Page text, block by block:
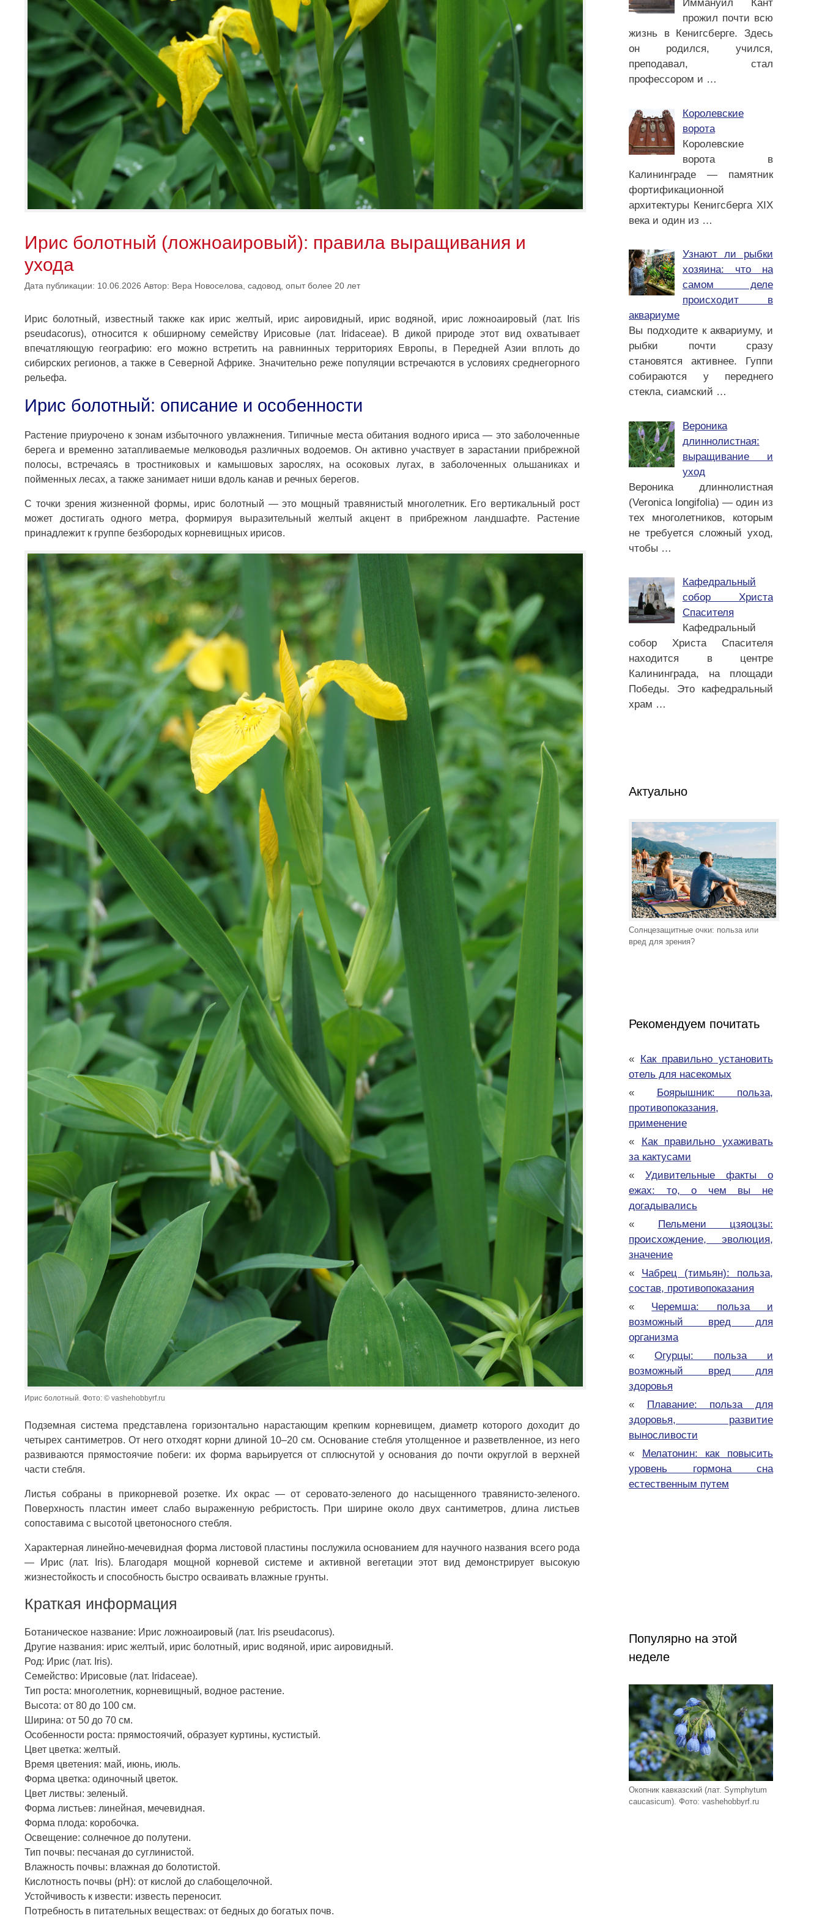
Ирис болотный (ложноаировый): правила выращивания и
ухода
Дата публикации: 10.06.2026 Автор: Вера Новоселова, садовод, опыт более 20 лет
Ирис болотный, известный также как ирис желтый, ирис аировидный, ирис водяной, ирис ложноаировый (лат. Iris
pseudacorus), относится к обширному семейству Ирисовые (лат. Iridaceae). В дикой природе этот вид охватывает
впечатляющую географию: его можно встретить на равнинных территориях Европы, в Передней Азии вплоть до
сибирских регионов, а также в Северной Африке. Значительно реже популяции встречаются в условиях среднегорного
рельефа.
Ирис болотный: описание и особенности
Растение приурочено к зонам избыточного увлажнения. Типичные места обитания водного ириса — это заболоченные
берега и временно затапливаемые мелководья различных водоемов. Он активно участвует в зарастании прибрежной
полосы, встречаясь в тростниковых и камышовых зарослях, на осоковых лугах, в заболоченных ольшаниках и
пойменных лесах, а также занимает ниши вдоль канав и речных берегов.
С точки зрения жизненной формы, ирис болотный — это мощный травянистый многолетник. Его вертикальный рост
может достигать одного метра, формируя выразительный желтый акцент в прибрежном ландшафте. Растение
принадлежит к группе безбородых корневищных ирисов.
Ирис болотный. Фото: © vashehobbyrf.ru
Подземная система представлена горизонтально нарастающим крепким корневищем, диаметр которого доходит до
четырех сантиметров. От него отходят корни длиной 10–20 см. Основание стебля утолщенное и разветвленное, из него
развиваются прямостоячие побеги: их форма варьируется от сплюснутой у основания до почти округлой в верхней
части стебля.
Листья собраны в прикорневой розетке. Их окрас — от серовато-зеленого до насыщенного травянисто-зеленого.
Поверхность пластин имеет слабо выраженную ребристость. При ширине около двух сантиметров, длина листьев
сопоставима с высотой цветоносного стебля.
Характерная линейно-мечевидная форма листовой пластины послужила основанием для научного названия всего рода
— Ирис (лат. Iris). Благодаря мощной корневой системе и активной вегетации этот вид демонстрирует высокую
жизнестойкость и способность быстро осваивать влажные грунты.
Краткая информация
Ботаническое название: Ирис ложноаировый (лат. Iris pseudacorus).
Другие названия: ирис желтый, ирис болотный, ирис водяной, ирис аировидный.
Род: Ирис (лат. Iris).
Семейство: Ирисовые (лат. Iridaceae).
Тип роста: многолетник, корневищный, водное растение.
Высота: от 80 до 100 см.
Ширина: от 50 до 70 см.
Особенности роста: прямостоячий, образует куртины, кустистый.
Цвет цветка: желтый.
Время цветения: май, июнь, июль.
Форма цветка: одиночный цветок.
Цвет листвы: зеленый.
Форма листьев: линейная, мечевидная.
Форма плода: коробочка.
Освещение: солнечное до полутени.
Тип почвы: песчаная до суглинистой.
Влажность почвы: влажная до болотистой.
Кислотность почвы (pH): от кислой до слабощелочной.
Устойчивость к извести: известь переносит.
Потребность в питательных веществах: от бедных до богатых почв.
Иммануил Кант
прожил почти всю
жизнь в Кенигсберге. Здесь
он родился, учился,
преподавал, стал
профессором и …
Королевские
ворота
Королевские
ворота в
Калининграде — памятник
фортификационной
архитектуры Кенигсберга XIX
века и один из …
Узнают ли рыбки
хозяина: что на
самом деле
происходит в
аквариуме
Вы подходите к аквариуму, и
рыбки почти сразу
становятся активнее. Гуппи
собираются у переднего
стекла, сиамский …
Вероника
длиннолистная:
выращивание и
уход
Вероника длиннолистная
(Veronica longifolia) — один из
тех многолетников, которым
не требуется сложный уход,
чтобы …
Кафедральный
собор Христа
Спасителя
Кафедральный
собор Христа Спасителя
находится в центре
Калининграда, на площади
Победы. Это кафедральный
храм …
Актуально
Солнцезащитные очки: польза или
вред для зрения?
Рекомендуем почитать
«
Как правильно установить
отель для насекомых
«
Боярышник: польза,
противопоказания,
применение
«
Как правильно ухаживать
за кактусами
« Удивительные факты о
ежах: то, о чем вы не
догадывались
«
Пельмени цзяоцзы:
происхождение, эволюция,
значение
« Чабрец (тимьян): польза,
состав, противопоказания
« Черемша: польза и
возможный вред для
организма
« Огурцы: польза и
возможный вред для
здоровья
«
Плавание: польза для
здоровья, развитие
выносливости
«
Мелатонин: как повысить
уровень гормона сна
естественным путем
Популярно на этой
неделе
Окопник кавказский (лат. Symphytum
caucasicum). Фото: vashehobbyrf.ru